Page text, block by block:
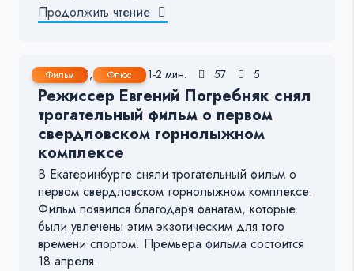
Продолжить чтение
Фильм Флюс
13 Май, 2018 1-2 мин. 57 5
Режиссер Евгений Погребняк снял
трогательный фильм о первом
свердловском горнолыжном
комплексе
В Екатеринбурге сняли трогательный фильм о
первом свердловском горнолыжном комплексе.
Фильм появился благодаря фанатам, которые
были увлечены этим экзотическим для того
времени спортом. Премьера фильма состоится
18 апреля.